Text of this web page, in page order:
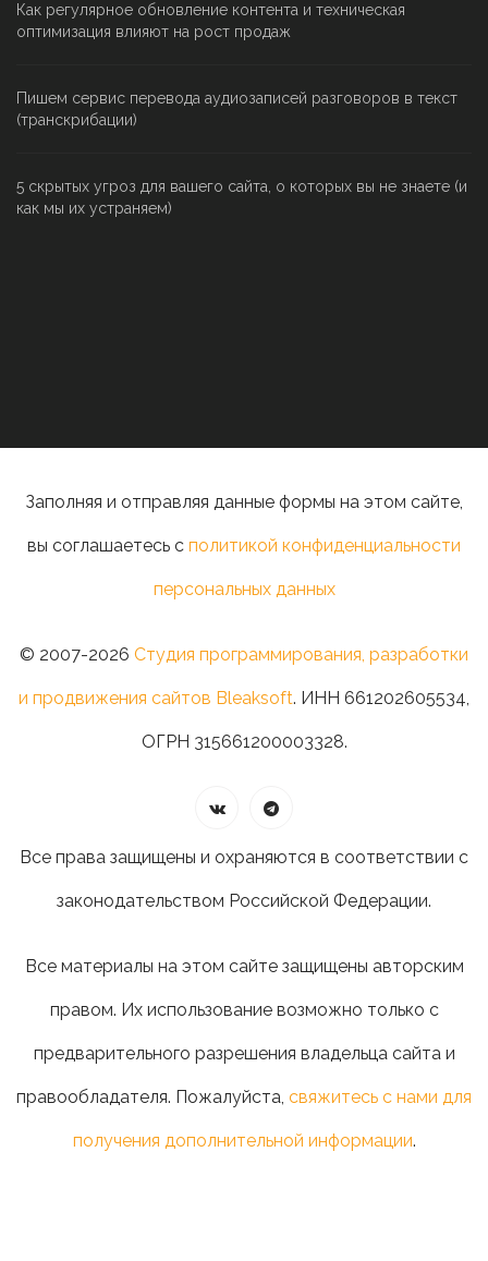
Как регулярное обновление контента и техническая
оптимизация влияют на рост продаж
Пишем сервис перевода аудиозаписей разговоров в текст
(транскрибации)
5 скрытых угроз для вашего сайта, о которых вы не знаете (и
как мы их устраняем)
Заполняя и отправляя данные формы на этом сайте,
вы соглашаетесь с политикой конфиденциальности
персональных данных
© 2007-2026 Студия программирования, разработки
и продвижения сайтов Bleaksoft. ИНН 661202605534,
ОГРН 315661200003328.
Все права защищены и охраняются в соответствии с
законодательством Российской Федерации.
Все материалы на этом сайте защищены авторским
правом. Их использование возможно только с
предварительного разрешения владельца сайта и
правообладателя. Пожалуйста, свяжитесь с нами для
получения дополнительной информации.